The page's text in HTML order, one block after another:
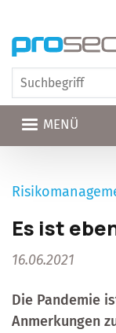
MENÜ
Es ist
16.06.2021
Die Pandemie
Anmerkungen